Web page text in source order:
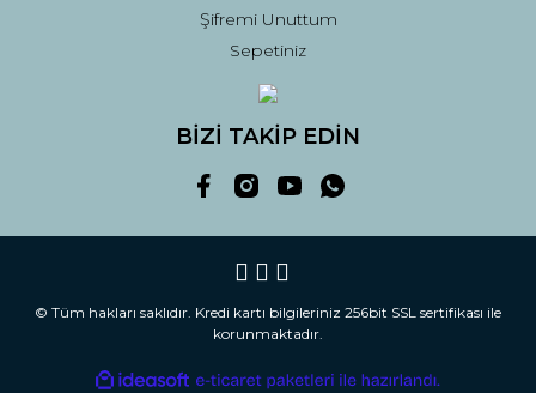
Şifremi Unuttum
Sepetiniz
BİZİ TAKİP EDİN
© Tüm hakları saklıdır. Kredi kartı bilgileriniz 256bit SSL sertifikası ile
korunmaktadır.
ideasoft e-